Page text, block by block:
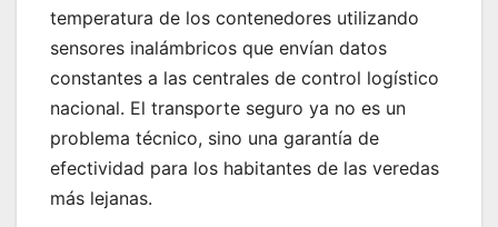
temperatura de los contenedores utilizando
sensores inalámbricos que envían datos
constantes a las centrales de control logístico
nacional. El transporte seguro ya no es un
problema técnico, sino una garantía de
efectividad para los habitantes de las veredas
más lejanas.